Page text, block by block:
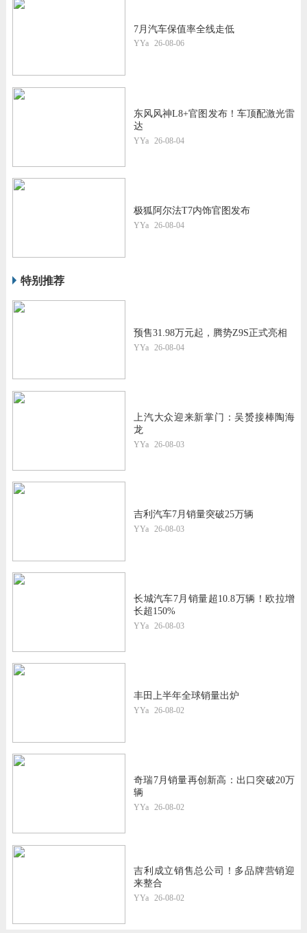
7月汽车保值率全线走低
YYa 26-08-06
东风风神L8+官图发布！车顶配激光雷
达
YYa 26-08-04
极狐阿尔法T7内饰官图发布
YYa 26-08-04
特别推荐
预售31.98万元起，腾势Z9S正式亮相
YYa 26-08-04
上汽大众迎来新掌门：吴赟接棒陶海
龙
YYa 26-08-03
吉利汽车7月销量突破25万辆
YYa 26-08-03
长城汽车7月销量超10.8万辆！欧拉增
长超150%
YYa 26-08-03
丰田上半年全球销量出炉
YYa 26-08-02
奇瑞7月销量再创新高：出口突破20万
辆
YYa 26-08-02
吉利成立销售总公司！多品牌营销迎
来整合
YYa 26-08-02